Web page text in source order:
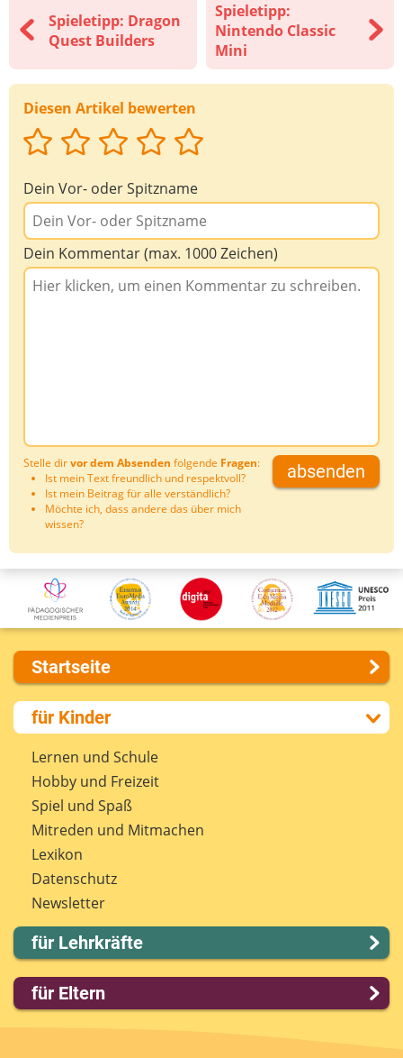
Spieletipp: Dragon
Quest Builders
Spieletipp:
Nintendo Classic
Mini
Diesen Artikel bewerten
Dein Vor- oder Spitzname
Dein Kommentar (max. 1000 Zeichen)
Stelle dirvor dem Absenden folgende Fragen:
Ist mein Text freundlich und respektvoll?
Ist mein Beitrag für alle verständlich?
Möchte ich, dass andere das über mich
wissen?
absenden
Startseite
Über uns
Presse
Kontakt
Impressum
Internet-ABC Sitemap
Barrierefreiheit
Länderprojekte
für Kinder
Lernen und Schule
Hobby und Freizeit
Spiel und Spaß
Mitreden und Mitmachen
Lexikon
Datenschutz
Newsletter
für Lehrkräfte
Lernmodule
Unterrichts­materialien
für Eltern